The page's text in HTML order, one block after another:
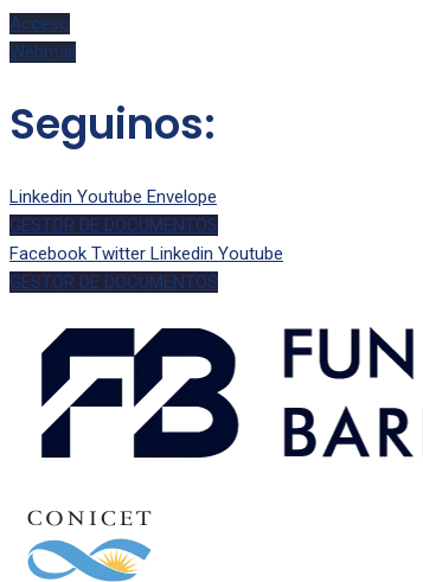
Acceso
Webmail
Seguinos:
Linkedin Youtube Envelope
GESTOR DE DOCUMENTOS
Facebook Twitter Linkedin Youtube
GESTOR DE DOCUMENTOS